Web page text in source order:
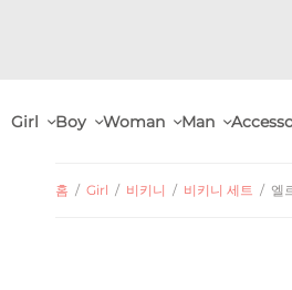
Girl Boy Woman Man
홈 / Girl / 비키니 / 비키니 세트 / 엘